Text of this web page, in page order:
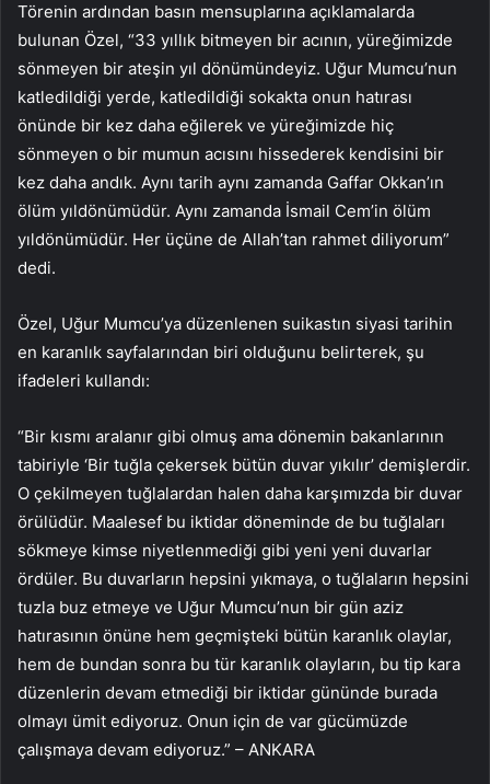
Törenin ardından basın mensuplarına açıklamalarda
bulunan Özel, “33 yıllık bitmeyen bir acının, yüreğimizde
sönmeyen bir ateşin yıl dönümündeyiz. Uğur Mumcu’nun
katledildiği yerde, katledildiği sokakta onun hatırası
önünde bir kez daha eğilerek ve yüreğimizde hiç
sönmeyen o bir mumun acısını hissederek kendisini bir
kez daha andık. Aynı tarih aynı zamanda Gaffar Okkan’ın
ölüm yıldönümüdür. Aynı zamanda İsmail Cem’in ölüm
yıldönümüdür. Her üçüne de Allah’tan rahmet diliyorum”
dedi.
Özel, Uğur Mumcu’ya düzenlenen suikastın siyasi tarihin
en karanlık sayfalarından biri olduğunu belirterek, şu
ifadeleri kullandı:
“Bir kısmı aralanır gibi olmuş ama dönemin bakanlarının
tabiriyle ‘Bir tuğla çekersek bütün duvar yıkılır’ demişlerdir.
O çekilmeyen tuğlalardan halen daha karşımızda bir duvar
örülüdür. Maalesef bu iktidar döneminde de bu tuğlaları
sökmeye kimse niyetlenmediği gibi yeni yeni duvarlar
ördüler. Bu duvarların hepsini yıkmaya, o tuğlaların hepsini
tuzla buz etmeye ve Uğur Mumcu’nun bir gün aziz
hatırasının önüne hem geçmişteki bütün karanlık olaylar,
hem de bundan sonra bu tür karanlık olayların, bu tip kara
düzenlerin devam etmediği bir iktidar gününde burada
olmayı ümit ediyoruz. Onun için de var gücümüzde
çalışmaya devam ediyoruz.” – ANKARA